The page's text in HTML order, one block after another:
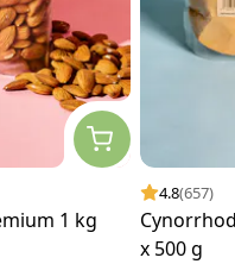
1 kg
4.8(657)
x 500 g